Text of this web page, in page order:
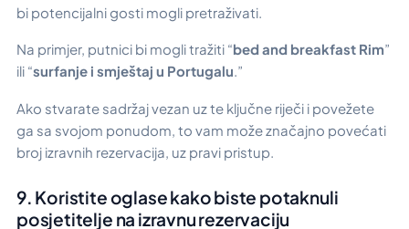
bi potencijalni gosti mogli pretraživati.
Na primjer, putnici bi mogli tražiti “bed and breakfast Rim”
ili “surfanje i smještaj u Portugalu.”
Ako stvarate sadržaj vezan uz te ključne riječi i povežete
ga sa svojom ponudom, to vam može značajno povećati
broj izravnih rezervacija, uz pravi pristup.
9. Koristite oglase kako biste potaknuli
posjetitelje na izravnu rezervaciju